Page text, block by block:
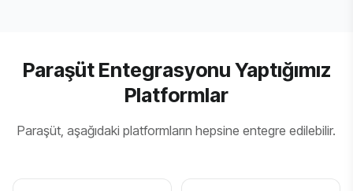
Paraşüt Entegrasyonu Yaptığımız
Platformlar
Paraşüt, aşağıdaki platformların hepsine entegre edilebilir.